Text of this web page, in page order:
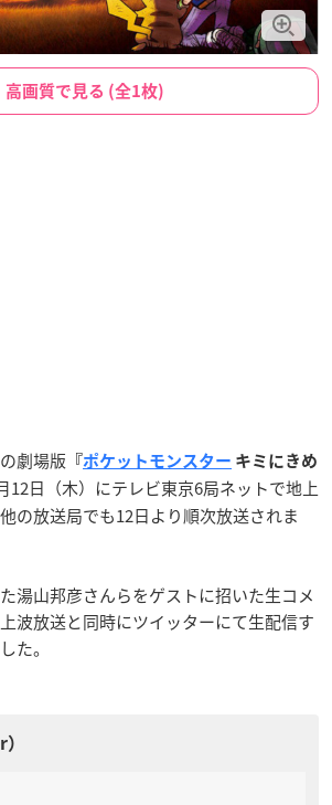
高画質で見る (全1枚)
劇場版 『ポケットモンスター キミにきめ
12日（木）にテレビ東京6局ネットで地上
の放送局でも12日より順次放送されま
湯山邦彦さんらをゲストに招いた生コメ
波放送と同時にツイッターにて生配信す
た。